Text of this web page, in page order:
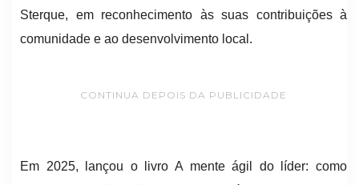
Sterque, em reconhecimento às suas contribuições à
comunidade e ao desenvolvimento local.
CONTINUA DEPOIS DA PUBLICIDADE
Em 2025, lançou o livro A mente ágil do líder: como